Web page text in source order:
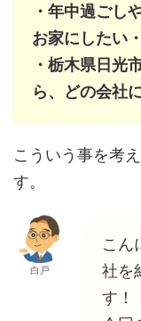
・年中過ごし
お家にしたい
・栃木県日光
ら、どの会社
こういう事を考
す。
白戸
こん
社を
す！